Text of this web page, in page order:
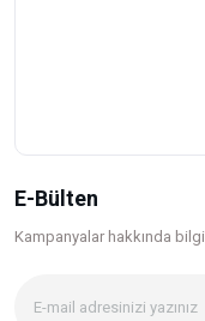
E-Bülten
Kampanyalar hakkında bilgi